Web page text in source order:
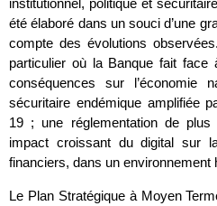
institutionnel, politique et
été élaboré dans un souci d’une
compte des évolutions
particulier où la Banque fait
conséquences sur l’économie
sécuritaire endémique amplifiée
19 ; une réglementation de
impact croissant du digital sur
financiers, dans un environnement
Le Plan Stratégique à Moyen